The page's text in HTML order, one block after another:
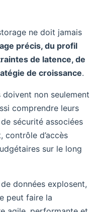
ne doit jamais
précis, du profil
de latence, de
de croissance.
non seulement
comprendre leurs
sécurité associées
contrôle d’accès
sur le long
données explosent,
peut faire la